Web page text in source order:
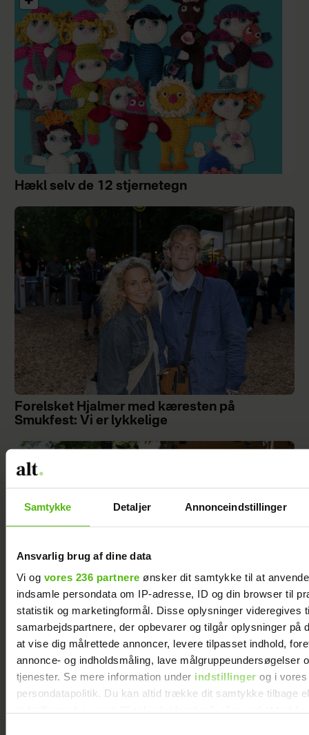
Samtykke Detaljer Annonceindstillinger
Ansvarlig brug af dine data
Vi og vores 236 partnere ønsker dit samtykke til at
indsamle persondata om IP-adresse, ID og din browser til
statistik og marketingformål. Disse oplysninger videregives
samarbejdspartnere, der opbevarer og tilgår oplysninger på
at vise dig målrettede annoncer, levere tilpasset indhold,
annonce- og indholdsmåling, lave målgruppeundersøgelser
tjenester. Se mere information under indstillinger og i vores
persondatapolitik. Du kan altid trække dit samtykke tilbage
Hækl selv de 12 stjernetegn
Forelsket Hjalmer med kæresten på
Smukfest: Vi er lykkelige
Peter Qvortrup Geisling røber
fremtidsplaner: Håber at få det igennem